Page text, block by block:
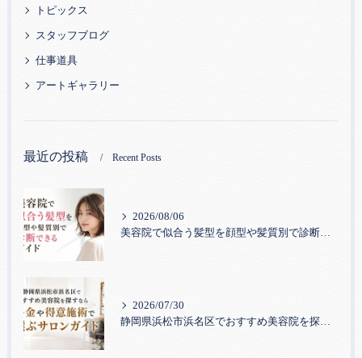
トピックス
スタッフブログ
仕事道具
アートギャラリー
最近の投稿 Recent Posts
2026/08/06
美容院で似合う髪型を顔型や髪質別で診断できるガイド
2026/07/30
静岡県浜松市浜名区でおすすめ美容院を探すなら｜料金や得意施術で選ぶサロンガイド